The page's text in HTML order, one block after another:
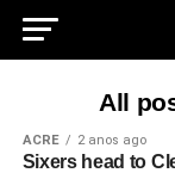
All
ACRE 2 anos ago
Sixers head to